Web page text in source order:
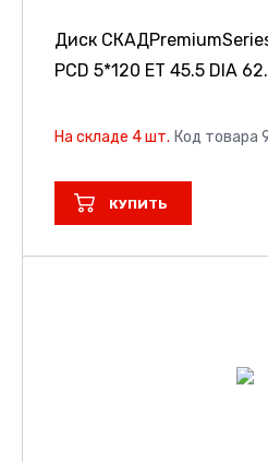
Диск
PCD 5*120 ET 45.5 DIA
На складе 4 шт. Код товара
КУПИТЬ